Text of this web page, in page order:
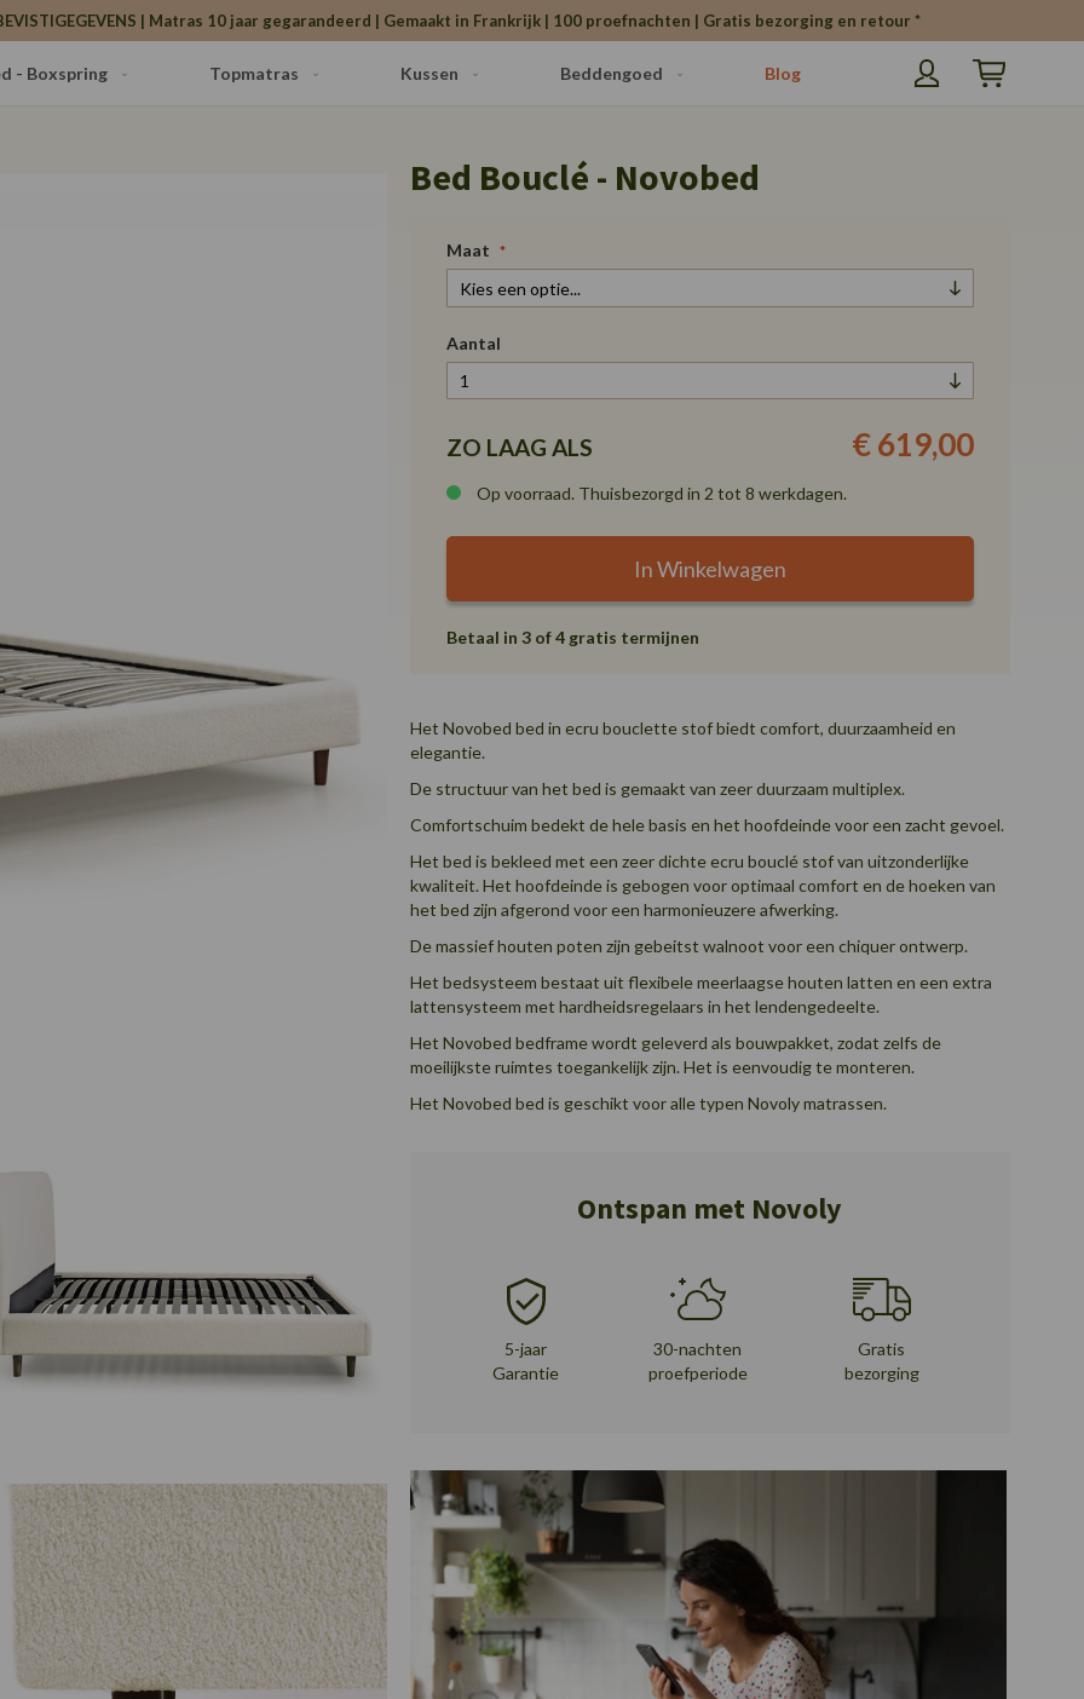
| Matras 10 jaar gegarandeerd | Gemaakt in Frankrijk | 100 proefnachten | Gratis bezorging en retour *
- Boxspring Topmatras Kussen Beddengoed Blog Winkelwagen
Bed Bouclé - Novobed
Maat
Aantal
ZO LAAG ALS € 619,00
Op voorraad. Thuisbezorgd in 2 tot 8 werkdagen.
In Winkelwagen
Betaal in 3 of 4 gratis termijnen
Het Novobed bed in ecru bouclette stof biedt comfort, duurzaamheid en
elegantie.
De structuur van het bed is gemaakt van zeer duurzaam multiplex.
Comfortschuim bedekt de hele basis en het hoofdeinde voor een zacht gevoel.
Het bed is bekleed met een zeer dichte ecru bouclé stof van uitzonderlijke
kwaliteit. Het hoofdeinde is gebogen voor optimaal comfort en de hoeken van
het bed zijn afgerond voor een harmonieuzere afwerking.
De massief houten poten zijn gebeitst walnoot voor een chiquer ontwerp.
Het bedsysteem bestaat uit flexibele meerlaagse houten latten en een extra
lattensysteem met hardheidsregelaars in het lendengedeelte.
Het Novobed bedframe wordt geleverd als bouwpakket, zodat zelfs de
moeilijkste ruimtes toegankelijk zijn. Het is eenvoudig te monteren.
Het Novobed bed is geschikt voor alle typen Novoly matrassen.
Ontspan met Novoly
5-jaar
Garantie
30-nachten
proefperiode
Gratis
bezorging